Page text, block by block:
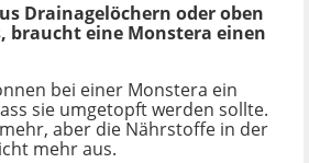
Drainagelöchern oder oben
braucht eine Monstera einen
bei einer Monstera ein
sie umgetopft werden sollte.
aber die Nährstoffe in der
mehr aus.